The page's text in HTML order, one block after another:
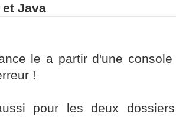
et Java
le a partir d'une
!
pour les deux